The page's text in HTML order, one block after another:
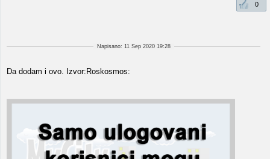
0
Napisano: 11 Sep 2020 19:28
Da dodam i ovo. Izvor:Roskosmos: